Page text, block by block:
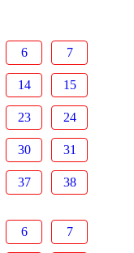
6 7
14 15
23 24
30 31
37 38
6 7